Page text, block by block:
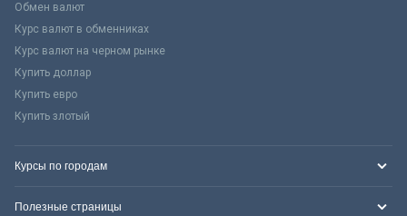
Обмен валют
Курс валют в обменниках
Курс валют на черном рынке
Купить доллар
Купить евро
Купить злотый
Курсы по городам
Полезные страницы